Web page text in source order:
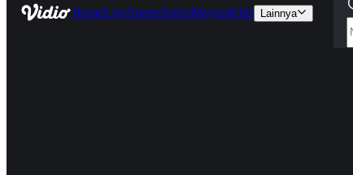
HomeLiveSportsSeriesMoviesKids Lainnya